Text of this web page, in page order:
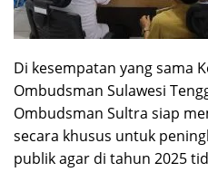
Di kesempatan yang sama
Ombudsman Sulawesi
Ombudsman Sultra siap
secara khusus untuk
publik agar di tahun 2025